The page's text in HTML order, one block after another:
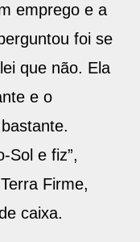
emprego e a
foi se
que não. Ela
e o
Sol e fiz”,
Firme,
caixa.